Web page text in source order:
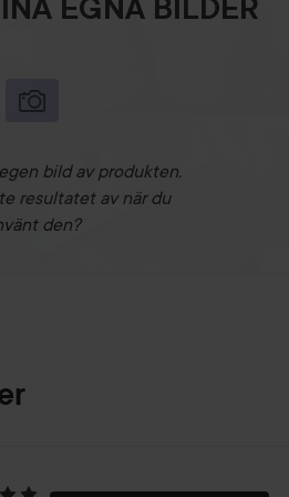
EGNA BILDER
bild av produkten.
resultatet av när du
den?